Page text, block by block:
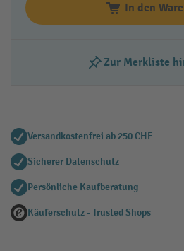
In den
Zur Merkliste
Versandkostenfrei ab 250 CHF
Sicherer Datenschutz
Persönliche Kaufberatung
Käuferschutz - Trusted Shops